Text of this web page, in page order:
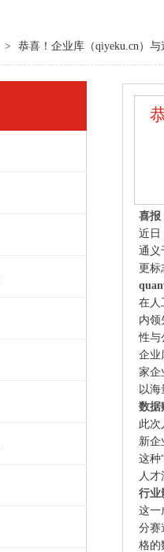
> 恭喜！企业库（qiyeku.cn）
喜报
近日
通义
更标
在人
内领
性与
企业
家企
以
数据
此次
新企
这种
人
行业
这一
分赛
格的